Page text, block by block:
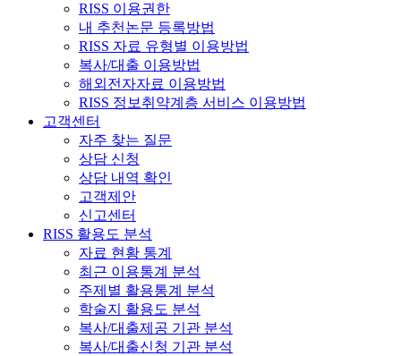
RISS 이용권한
내 추천논문 등록방법
RISS 자료 유형별 이용방법
복사/대출 이용방법
해외전자자료 이용방법
RISS 정보취약계층 서비스 이용방법
고객센터
자주 찾는 질문
상담 신청
상담 내역 확인
고객제안
신고센터
RISS 활용도 분석
자료 현황 통계
최근 이용통계 분석
주제별 활용통계 분석
학술지 활용도 분석
복사/대출제공 기관 분석
복사/대출신청 기관 분석